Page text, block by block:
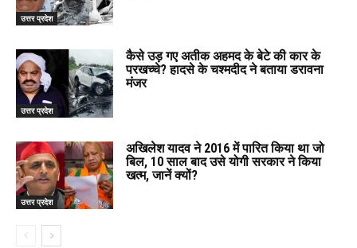
उत्तर प्रदेश
उत्तर प्रदेश
कैसे उड़ गए अतीक अहमद के बेटे की कार के
परखच्चे? हादसे के चश्मदीद ने बताया डरावना
मंजर
उत्तर प्रदेश
अखिलेश यादव ने 2016 में पारित किया था जो
बिल, 10 साल बाद उसे योगी सरकार ने किया
खत्म, जानें क्यों?